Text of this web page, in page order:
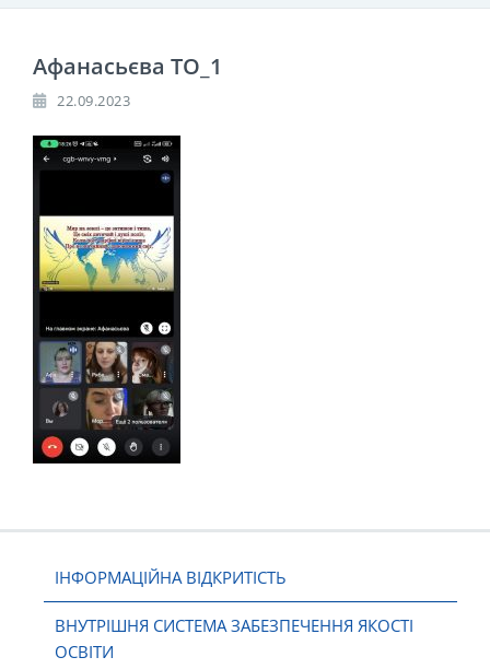
ІНФОРМАЦІЙНА ВІДКРИТІСТЬ
ВНУТРІШНЯ СИСТЕМА ЗАБЕЗПЕЧЕННЯ ЯКОСТІ
ОСВІТИ
Афанасьєва ТО_1
22.09.2023